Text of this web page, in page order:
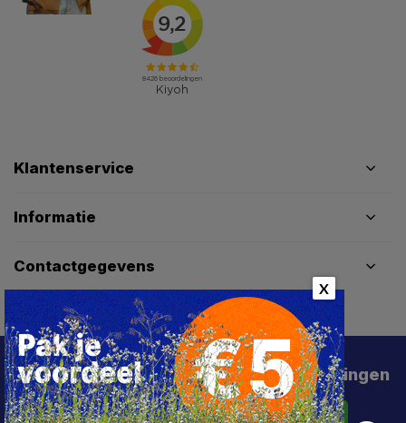
Klantenservice
Informatie
Contactgegevens
Schrijf je in voor de beste deals en kortingen
X